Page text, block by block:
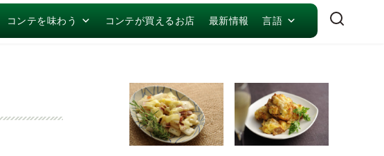
コンテを味わう コンテが買えるお店 最新情報 言語